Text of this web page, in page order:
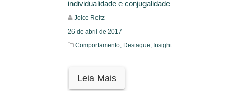
individualidade e conjugalidade
Joice Reitz
26 de abril de 2017
Comportamento, Destaque, Insight
Leia Mais